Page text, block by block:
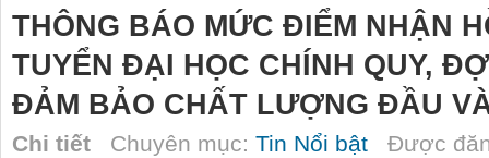
THÔNG BÁO MỨC ĐIỂM NHẬN
TUYỂN ĐẠI HỌC CHÍNH QUY,
ĐẢM BẢO CHẤT LƯỢNG ĐẦU
Chi tiết Chuyên mục: Tin Nổi bật Được